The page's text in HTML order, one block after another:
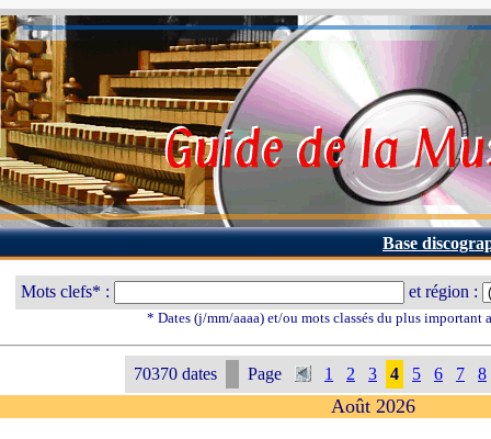
Base
Mots clefs* : et région :
* Dates (j/mm/aaaa) et/ou mots classés du plus important
70370 dates Page 1 2 3 4 5 6 7 8
Août 2026